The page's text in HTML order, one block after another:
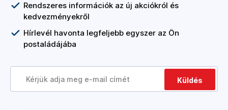
Rendszeres információk az új akciókról és
kedvezményekről
Hírlevél havonta legfeljebb egyszer az Ön
postaládájába
Küldés